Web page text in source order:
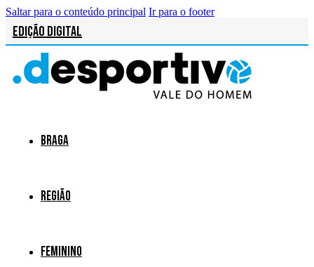
Saltar para o conteúdo principal Ir para o footer
Edição Digital
Braga
Região
Feminino